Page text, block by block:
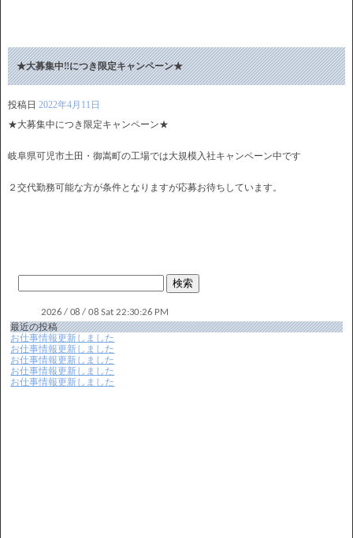
★大募集中‼につき限定キャンペーン★
投稿日 2022年4月11日
★大募集中につき限定キャンペーン★
岐阜県可児市土田・御嵩町の工場では大規模入社キャンペーン中です
２交代勤務可能な方が条件となりますが応募お待ちしています。
最近の投稿
お仕事情報更新しました
お仕事情報更新しました
お仕事情報更新しました
お仕事情報更新しました
お仕事情報更新しました